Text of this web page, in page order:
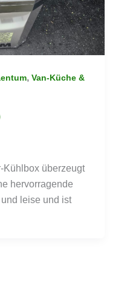
, Van-Küche &
Kühlbox überzeugt
hervorragende
leise und ist